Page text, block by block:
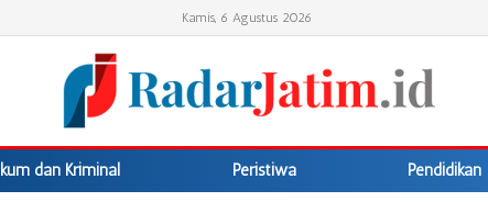
Kamis, 6 Agustus 2026
dan Kriminal Peristiwa Pendidikan